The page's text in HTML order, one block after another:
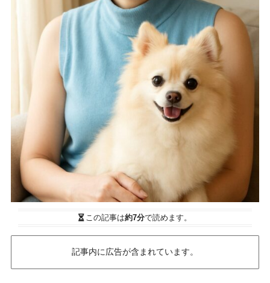
この記事は約7分で読めます。
記事内に広告が含まれています。